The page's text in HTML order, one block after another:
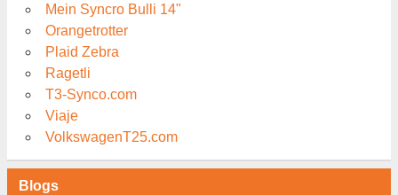
Mein Syncro Bulli 14"
Orangetrotter
Plaid Zebra
Ragetli
T3-Synco.com
Viaje
VolkswagenT25.com
Blogs